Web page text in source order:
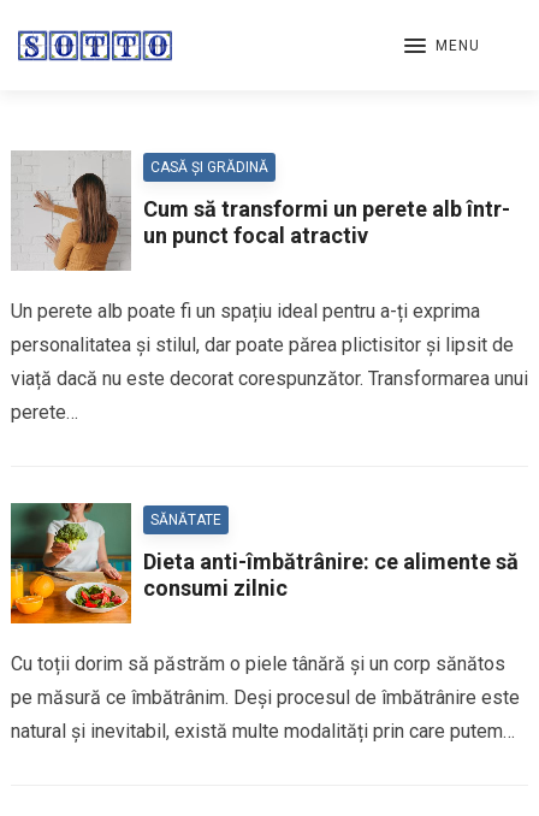
MENU
CASĂ ȘI GRĂDINĂ
Cum să transformi un perete alb într-
un punct focal atractiv
Un perete alb poate fi un spațiu ideal pentru a-ți exprima
personalitatea și stilul, dar poate părea plictisitor și lipsit de
viață dacă nu este decorat corespunzător. Transformarea unui
perete…
SĂNĂTATE
Dieta anti-îmbătrânire: ce alimente să
consumi zilnic
Cu toții dorim să păstrăm o piele tânără și un corp sănătos
pe măsură ce îmbătrânim. Deși procesul de îmbătrânire este
natural și inevitabil, există multe modalități prin care putem…